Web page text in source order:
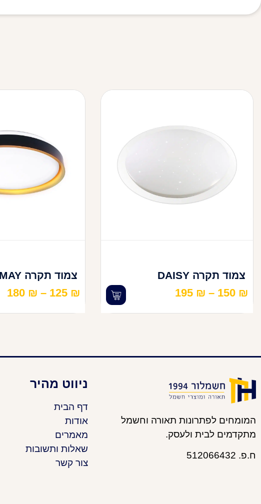
צמוד תקרה DAISY
150 ₪
–
195 ₪
צמוד תקרה MAY
125 ₪
–
180 ₪
המומחים לפתרונות תאורה וחשמל
מתקדמים לבית ולעסק.
ח.פ. 512066432
ניווט מהיר
דף הבית
אודות
מאמרים
שאלות ותשובות
צור קשר